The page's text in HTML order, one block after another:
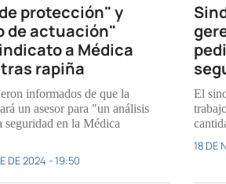
protección" y
de actuación"
a Médica
rapiña
informados de que la
un asesor para "un análisis
seguridad en la Médica
DE 2024 - 19:50
El
18 DE